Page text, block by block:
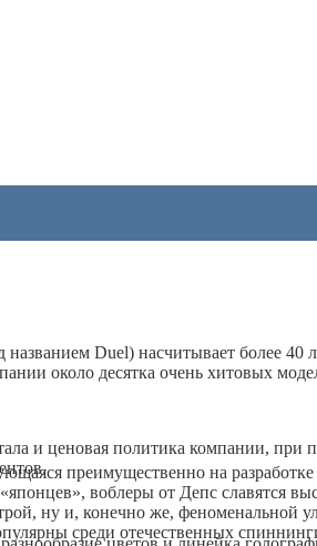
преимущественно на
воблеры от Депс славятся
ну и, конечно же, феноменальной
среди отечественных
Duel) насчитывает более
около десятка очень хитовых
и ценовая политика компании, при